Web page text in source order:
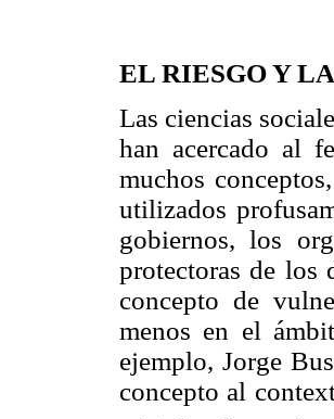
EL RIESGO Y
Las ciencias
han acercado al
muchos
utilizados
gobiernos, los
protectoras de los
concepto de
menos en el
ejemplo, Jorge
concepto al